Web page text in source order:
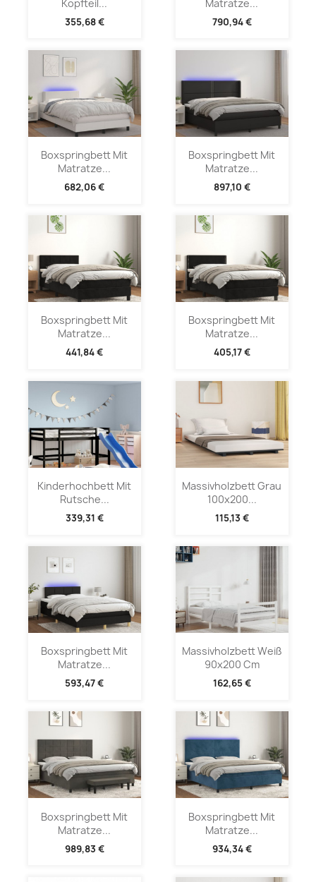
Kopfteil...
355,68 €
Matratze...
790,94 €
Boxspringbett Mit
Matratze...
682,06 €
Boxspringbett Mit
Matratze...
897,10 €
Boxspringbett Mit
Matratze...
441,84 €
Boxspringbett Mit
Matratze...
405,17 €
Kinderhochbett Mit
Rutsche...
339,31 €
Massivholzbett Grau
100x200...
115,13 €
Boxspringbett Mit
Matratze...
593,47 €
Massivholzbett Weiß
90x200 Cm
162,65 €
Boxspringbett Mit
Matratze...
989,83 €
Boxspringbett Mit
Matratze...
934,34 €